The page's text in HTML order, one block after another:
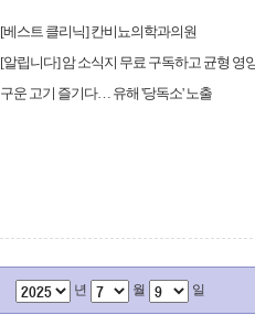
[베스트 클리닉] 칸비뇨의학과의원
[알립니다] 암 소식지 무료 구독하고 균형 영
구운 고기 즐기다… 유해 '당독소' 노출
년 월 일